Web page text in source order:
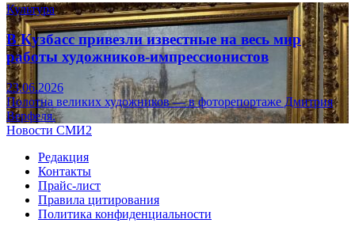
Культура
В Кузбасс привезли известные на весь мир
работы художников-импрессионистов
23.06.2026
Полотна великих художников — в фоторепортаже Дмитрия
Верфеля.
Новости СМИ2
Редакция
Контакты
Прайс-лист
Правила цитирования
Политика конфиденциальности